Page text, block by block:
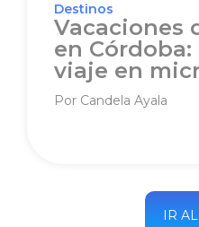
Destinos
Vacaciones
en
viaje en
Por Candela Ayala
IR